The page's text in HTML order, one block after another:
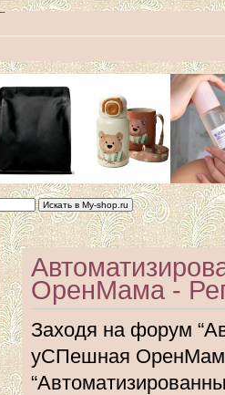
ОренМама -
Заходя на форум
уСПешная